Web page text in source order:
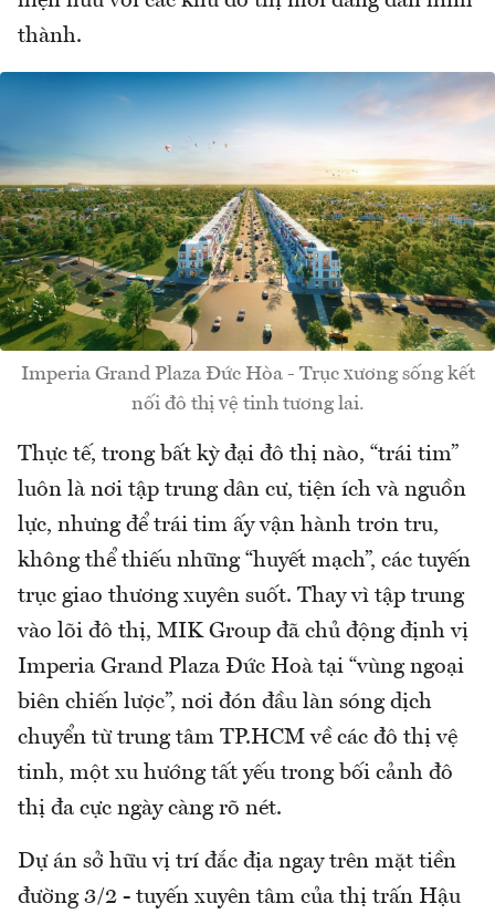
thành.
Imperia Grand Plaza Đức Hòa - Trục xương sống kết
nối đô thị vệ tinh tương lai.
Thực tế, trong bất kỳ đại đô thị nào, “trái tim”
luôn là nơi tập trung dân cư, tiện ích và nguồn
lực, nhưng để trái tim ấy vận hành trơn tru,
không thể thiếu những “huyết mạch”, các tuyến
trục giao thương xuyên suốt. Thay vì tập trung
vào lõi đô thị, MIK Group đã chủ động định vị
Imperia Grand Plaza Đức Hoà tại “vùng ngoại
biên chiến lược”, nơi đón đầu làn sóng dịch
chuyển từ trung tâm TP.HCM về các đô thị vệ
tinh, một xu hướng tất yếu trong bối cảnh đô
thị đa cực ngày càng rõ nét.
Dự án sở hữu vị trí đắc địa ngay trên mặt tiền
đường 3/2 - tuyến xuyên tâm của thị trấn Hậu